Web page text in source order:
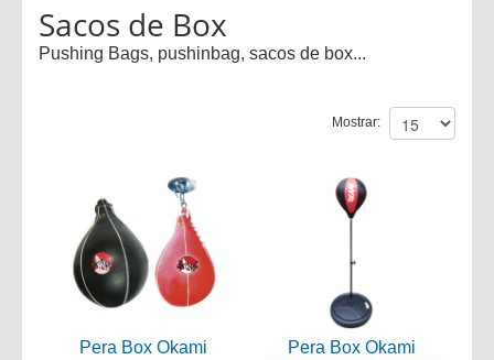
Sacos de Box
Pushing Bags, pushinbag, sacos de box...
Mostrar:
Pera Box Okami
Pera Box Okami